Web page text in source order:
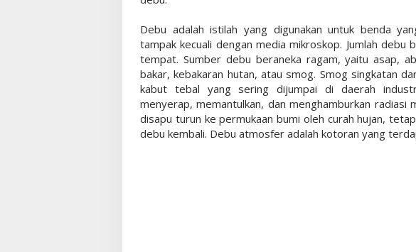
Debu adalah istilah yang digunakan untuk benda
tampak kecuali dengan media mikroskop. Jumlah debu
tempat. Sumber debu beraneka ragam, yaitu asap,
bakar, kebakaran hutan, atau smog. Smog singkatan
kabut tebal yang sering dijumpai di daerah
menyerap, memantulkan, dan menghamburkan
disapu turun ke permukaan bumi oleh curah hujan,
debu kembali. Debu atmosfer adalah kotoran yang